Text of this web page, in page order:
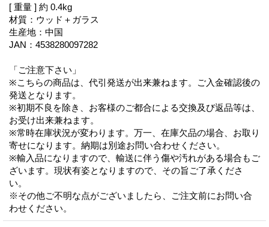
[ 重量 ] 約 0.4kg
材質：ウッド＋ガラス
生産地：中国
JAN：4538280097282
「ご注意下さい」
※こちらの商品は、代引発送が出来兼ねます。ご入金確認後の
発送となります。
※初期不良を除き、お客様のご都合による交換及び返品等は、
お受け出来兼ねます。
※常時在庫状況が変わります。万一、在庫欠品の場合、お取り
寄せになります。納期は別途お問い合わせください。
※輸入品になりますので、輸送に伴う傷や汚れがある場合もご
ざいます。現状有姿となりますので、その旨ご了承くださ
い。
※その他ご不明な点がございましたら、ご注文前にお問い合
わせください。